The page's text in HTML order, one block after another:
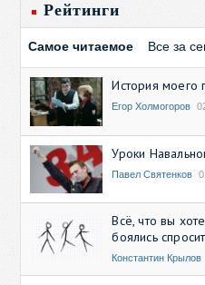
Рейтинги
Самое читаемое Все за
История моего
Егор Холмогоров
Уроки
Павел Святенков
Всё, что вы
боялись
Константин Крылов